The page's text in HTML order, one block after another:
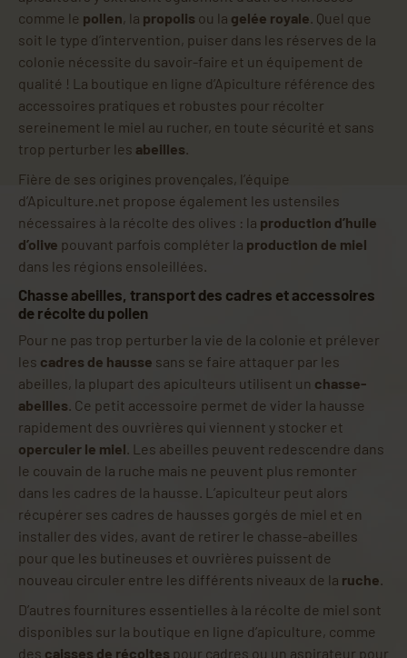
comme le pollen, la propolis ou la gelée royale. Quel que
soit le type d’intervention, puiser dans les réserves de la
colonie nécessite du savoir-faire et un équipement de
qualité ! La boutique en ligne d’Apiculture référence des
accessoires pratiques et robustes pour récolter
sereinement le miel au rucher, en toute sécurité et sans
trop perturber les abeilles.
Fière de ses origines provençales, l’équipe
d’Apiculture.net propose également les ustensiles
nécessaires à la récolte des olives : la production d’huile
d’olive pouvant parfois compléter la production de miel
dans les régions ensoleillées.
Chasse abeilles, transport des cadres et accessoires
de récolte du pollen
Pour ne pas trop perturber la vie de la colonie et prélever
les cadres de hausse sans se faire attaquer par les
abeilles, la plupart des apiculteurs utilisent un chasse-
abeilles. Ce petit accessoire permet de vider la hausse
rapidement des ouvrières qui viennent y stocker et
operculer le miel. Les abeilles peuvent redescendre dans
le couvain de la ruche mais ne peuvent plus remonter
dans les cadres de la hausse. L’apiculteur peut alors
récupérer ses cadres de hausses gorgés de miel et en
installer des vides, avant de retirer le chasse-abeilles
pour que les butineuses et ouvrières puissent de
nouveau circuler entre les différents niveaux de la ruche.
D’autres fournitures essentielles à la récolte de miel sont
disponibles sur la boutique en ligne d’apiculture, comme
des caisses de récoltes pour cadres ou un aspirateur pour